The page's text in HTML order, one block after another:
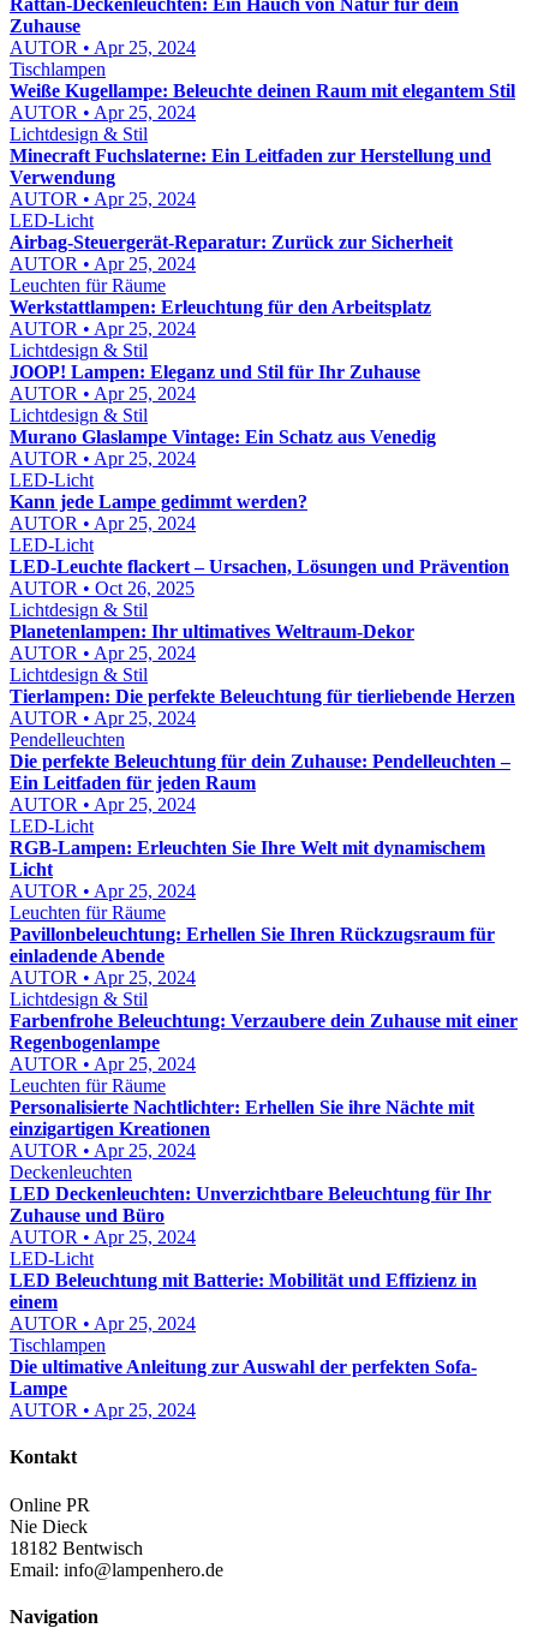
Rattan-Deckenleuchten: Ein Hauch von Natur für dein
Zuhause
AUTOR • Apr 25, 2024
Tischlampen
Weiße Kugellampe: Beleuchte deinen Raum mit elegantem Stil
AUTOR • Apr 25, 2024
Lichtdesign & Stil
Minecraft Fuchslaterne: Ein Leitfaden zur Herstellung und
Verwendung
AUTOR • Apr 25, 2024
LED-Licht
Airbag-Steuergerät-Reparatur: Zurück zur Sicherheit
AUTOR • Apr 25, 2024
Leuchten für Räume
Werkstattlampen: Erleuchtung für den Arbeitsplatz
AUTOR • Apr 25, 2024
Lichtdesign & Stil
JOOP! Lampen: Eleganz und Stil für Ihr Zuhause
AUTOR • Apr 25, 2024
Lichtdesign & Stil
Murano Glaslampe Vintage: Ein Schatz aus Venedig
AUTOR • Apr 25, 2024
LED-Licht
Kann jede Lampe gedimmt werden?
AUTOR • Apr 25, 2024
LED-Licht
LED-Leuchte flackert – Ursachen, Lösungen und Prävention
AUTOR • Oct 26, 2025
Lichtdesign & Stil
Planetenlampen: Ihr ultimatives Weltraum-Dekor
AUTOR • Apr 25, 2024
Lichtdesign & Stil
Tierlampen: Die perfekte Beleuchtung für tierliebende Herzen
AUTOR • Apr 25, 2024
Pendelleuchten
Die perfekte Beleuchtung für dein Zuhause: Pendelleuchten –
Ein Leitfaden für jeden Raum
AUTOR • Apr 25, 2024
LED-Licht
RGB-Lampen: Erleuchten Sie Ihre Welt mit dynamischem
Licht
AUTOR • Apr 25, 2024
Leuchten für Räume
Pavillonbeleuchtung: Erhellen Sie Ihren Rückzugsraum für
einladende Abende
AUTOR • Apr 25, 2024
Lichtdesign & Stil
Farbenfrohe Beleuchtung: Verzaubere dein Zuhause mit einer
Regenbogenlampe
AUTOR • Apr 25, 2024
Leuchten für Räume
Personalisierte Nachtlichter: Erhellen Sie ihre Nächte mit
einzigartigen Kreationen
AUTOR • Apr 25, 2024
Deckenleuchten
LED Deckenleuchten: Unverzichtbare Beleuchtung für Ihr
Zuhause und Büro
AUTOR • Apr 25, 2024
LED-Licht
LED Beleuchtung mit Batterie: Mobilität und Effizienz in
einem
AUTOR • Apr 25, 2024
Tischlampen
Die ultimative Anleitung zur Auswahl der perfekten Sofa-
Lampe
AUTOR • Apr 25, 2024
Kontakt
Online PR
Nie Dieck
18182 Bentwisch
Email: info@lampenhero.de
Navigation